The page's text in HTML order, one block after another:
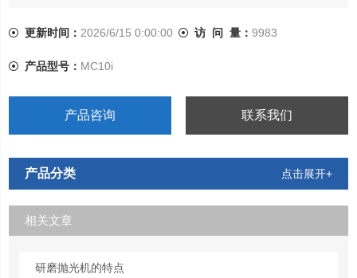
更新时间：2026/6/15 0:00:00 访 问 量： 9983
产品型号： MC10i
产品咨询 联系我们
产品分类 点击展开+
相关文章
研磨抛光机的特点